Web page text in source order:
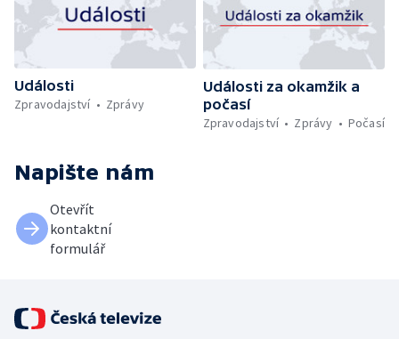
Události
Zpravodajství
Zprávy
Události za okamžik a
počasí
Zpravodajství
Zprávy Počasí
Napište nám
Otevřít
kontaktní
formulář